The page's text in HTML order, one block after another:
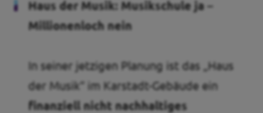
Haus der Musik: Musikschule ja –
Millionenloch nein
In seiner jetzigen Planung ist das „Haus
der Musik“ im Karstadt-Gebäude ein
finanziell nicht nachhaltiges